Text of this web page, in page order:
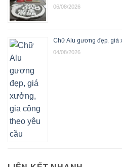
06/08/2026
Chữ Alu gương đẹp, giá
04/08/2026